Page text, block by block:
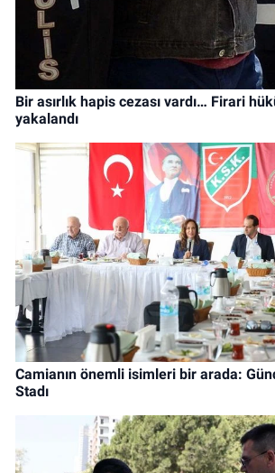
Bir asırlık hapis cezası vardı… Firari
yakalandı
Camianın önemli isimleri bir arada:
Stadı